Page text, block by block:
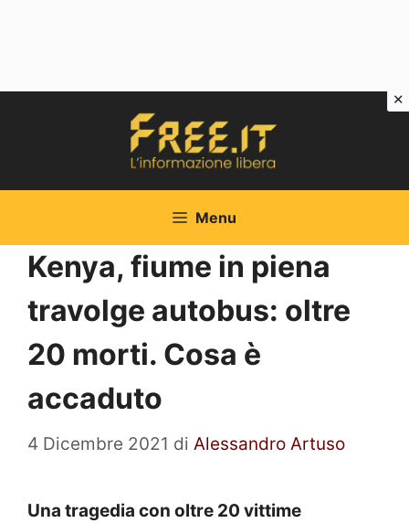
Menu
Kenya, fiume in piena
travolge autobus: oltre
20 morti. Cosa è
accaduto
4 Dicembre 2021 di Alessandro Artuso
Una tragedia con oltre 20 vittime